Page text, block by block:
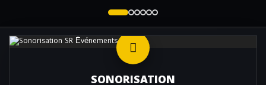
SONORISATION